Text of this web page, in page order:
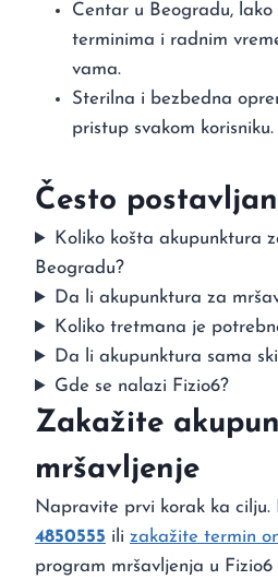
Centar u Beogradu, lako
terminima i radnim
vama.
Sterilna i bezbedna
pristup svakom korisniku.
Često
Koliko košta akupunktura
Beogradu?
Da li akupunktura za
Koliko tretmana je
Da li akupunktura sama
Gde se nalazi Fizio6?
Zakažite
mršavljenje
Napravite prvi korak ka cilju.
4850555 ili zakažite termin
program mršavljenja u